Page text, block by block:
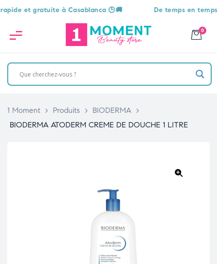
et gratuite à Casablanca 🕒🚚 De temps en temps,
0
1 Moment > Produits > BIODERMA >
BIODERMA ATODERM CREME DE DOUCHE 1 LITRE